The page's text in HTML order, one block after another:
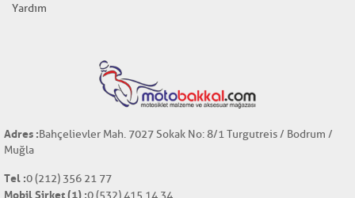
Yardım
Adres :Bahçelievler Mah. 7027 Sokak No: 8/1 Turgutreis / Bodrum /
Muğla
Tel :0 (212) 356 21 77
Mobil Şirket (1) :0 (532) 415 14 34